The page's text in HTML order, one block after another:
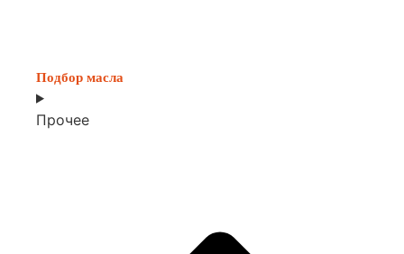
Подбор масла
Прочее